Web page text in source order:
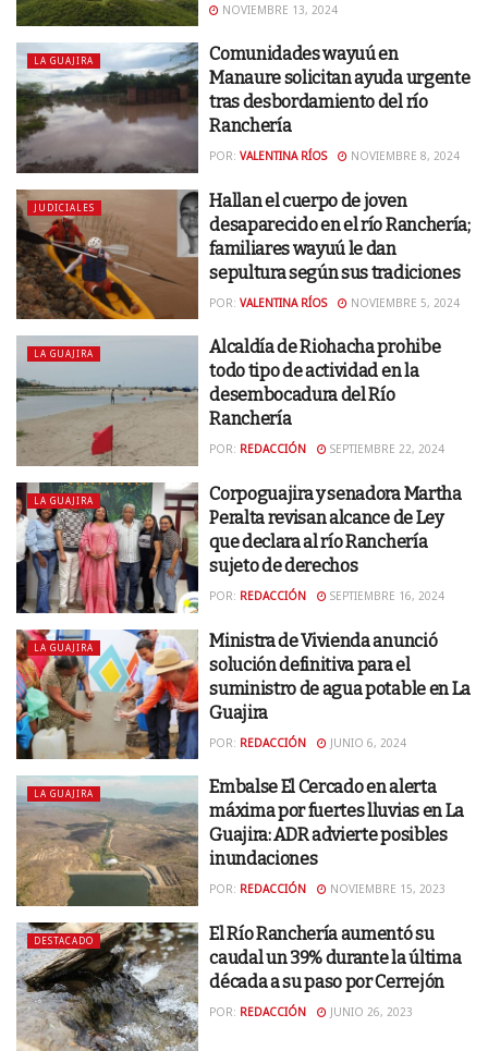
NOVIEMBRE 13, 2024
LA GUAJIRA
Comunidades wayuú en
Manaure solicitan ayuda urgente
tras desbordamiento del río
Ranchería
POR: VALENTINA RÍOS NOVIEMBRE 8, 2024
JUDICIALES
Hallan el cuerpo de joven
desaparecido en el río Ranchería;
familiares wayuú le dan
sepultura según sus tradiciones
POR: VALENTINA RÍOS NOVIEMBRE 5, 2024
LA GUAJIRA
Alcaldía de Riohacha prohibe
todo tipo de actividad en la
desembocadura del Río
Ranchería
POR: REDACCIÓN SEPTIEMBRE 22, 2024
LA GUAJIRA
Corpoguajira y senadora Martha
Peralta revisan alcance de Ley
que declara al río Ranchería
sujeto de derechos
POR: REDACCIÓN SEPTIEMBRE 16, 2024
LA GUAJIRA
Ministra de Vivienda anunció
solución definitiva para el
suministro de agua potable en La
Guajira
POR: REDACCIÓN JUNIO 6, 2024
LA GUAJIRA
Embalse El Cercado en alerta
máxima por fuertes lluvias en La
Guajira: ADR advierte posibles
inundaciones
POR: REDACCIÓN NOVIEMBRE 15, 2023
DESTACADO
El Río Ranchería aumentó su
caudal un 39% durante la última
década a su paso por Cerrejón
POR: REDACCIÓN JUNIO 26, 2023